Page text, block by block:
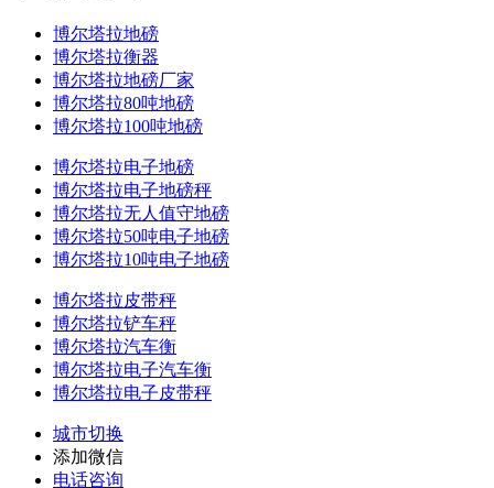
博尔塔拉地磅
博尔塔拉衡器
博尔塔拉地磅厂家
博尔塔拉80吨地磅
博尔塔拉100吨地磅
博尔塔拉电子地磅
博尔塔拉电子地磅秤
博尔塔拉无人值守地磅
博尔塔拉50吨电子地磅
博尔塔拉10吨电子地磅
博尔塔拉皮带秤
博尔塔拉铲车秤
博尔塔拉汽车衡
博尔塔拉电子汽车衡
博尔塔拉电子皮带秤
城市切换
添加微信
电话咨询